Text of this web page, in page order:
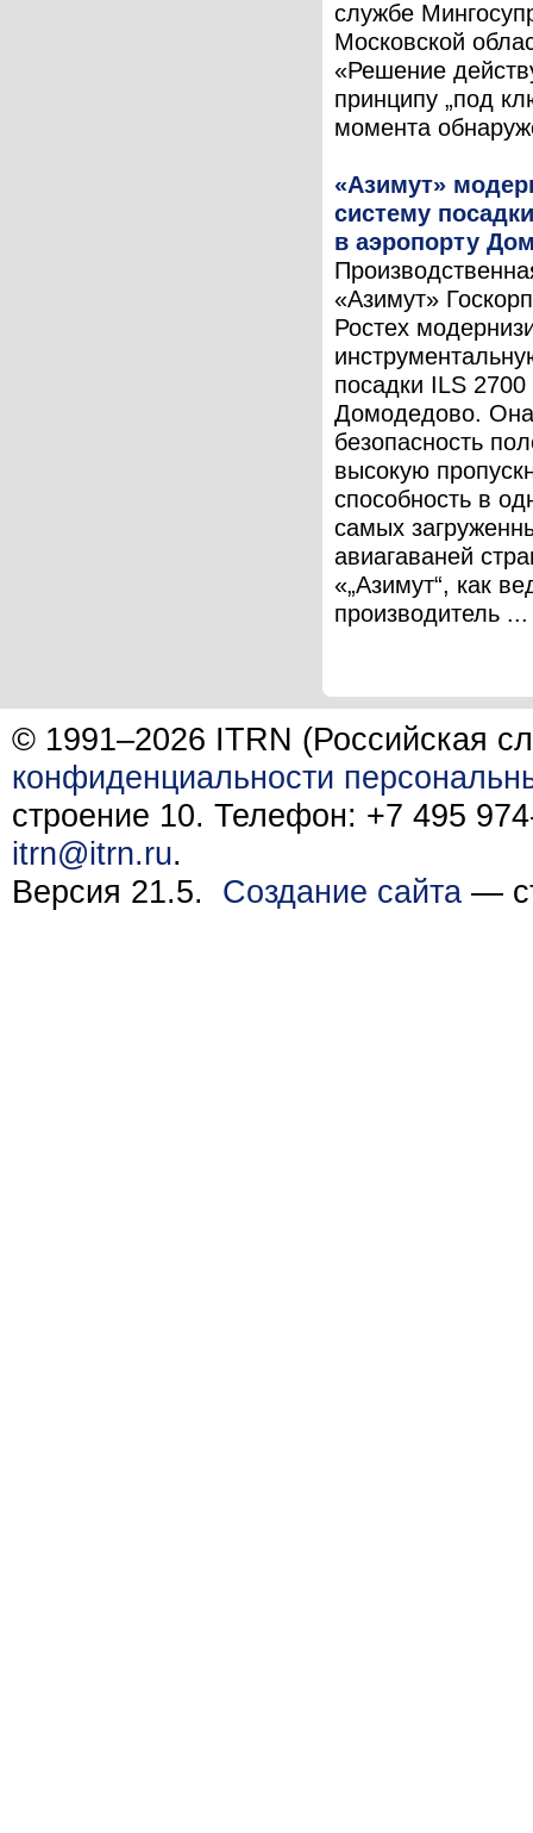
службе
Московской
«Решение
принципу „под
момента
«Азимут»
систему
в аэропорту
«Азимут»
Ростех
посадки ILS 2700
Домодедово. Она
безопасность
высокую
способность в
самых
авиагаваней
«„Азимут“, как
производитель ...
© 1991–2026 ITRN (Российская
конфиденциальности
строение 10. Телефон: +7 495
itrn@itrn.ru.
Версия 21.5. Создание сайта —